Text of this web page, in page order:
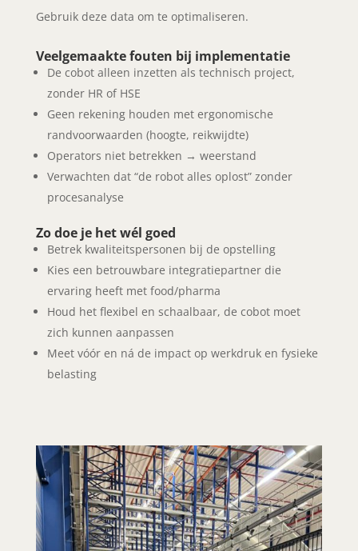
Gebruik deze data om te optimaliseren.
Veelgemaakte fouten bij implementatie
De cobot alleen inzetten als technisch project,
zonder HR of HSE
Geen rekening houden met ergonomische
randvoorwaarden (hoogte, reikwijdte)
Operators niet betrekken → weerstand
Verwachten dat “de robot alles oplost” zonder
procesanalyse
Zo doe je het wél goed
Betrek kwaliteitspersonen bij de opstelling
Kies een betrouwbare integratiepartner die
ervaring heeft met food/pharma
Houd het flexibel en schaalbaar, de cobot moet
zich kunnen aanpassen
Meet vóór en ná de impact op werkdruk en fysieke
belasting